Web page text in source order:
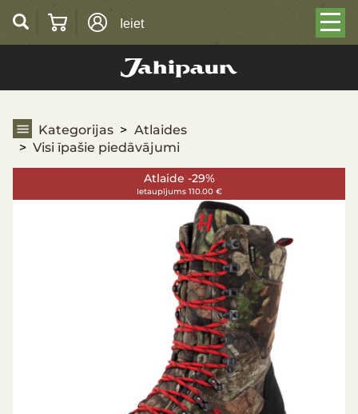
Ieiet
Kategorijas
Atlaides
Visi īpašie piedāvājumi
Atlaide -29%
Ietaupījums 110.00 €